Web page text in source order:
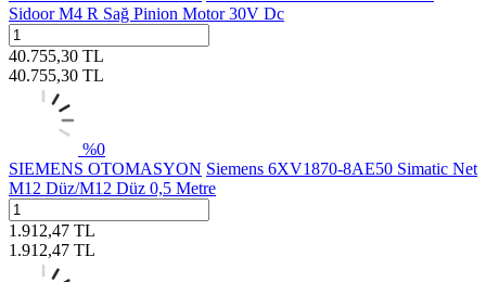
Sidoor M4 R Sağ Pinion Motor 30V Dc
40.755,30 TL
40.755,30 TL
%0
SIEMENS OTOMASYON Siemens 6XV1870-8AE50 Simatic Net
M12 Düz/M12 Düz 0,5 Metre
1.912,47 TL
1.912,47 TL